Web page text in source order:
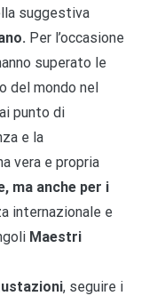
suggestiva
Per l’occasione
superato le
del mondo nel
punto di
e la
vera e propria
ma anche per i
internazionale e
Maestri
, seguire i